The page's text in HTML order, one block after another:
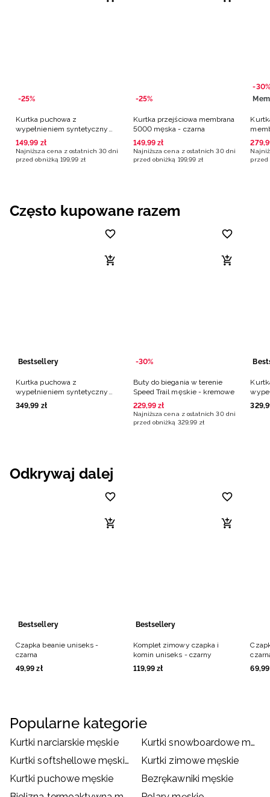
-25%
Kurtka puchowa z
wypełnieniem syntetycznym
męska - czarna
149,99 zł
Najniższa cena z ostatnich 30 dni
przed obniżką 199,99 zł
-25%
Kurtka przejściowa membrana
5000 męska - czarna
149,99 zł
Najniższa cena z ostatnich 30 dni
przed obniżką 199,99 zł
-30%
279,
przed
Często kupowane razem
Bestsellery
Kurtka puchowa z
wypełnieniem syntetycznym
męska - czarna
349,99 zł
-30%
Buty do biegania w terenie
Speed Trail męskie - kremowe
229,99 zł
Najniższa cena z ostatnich 30 dni
przed obniżką 329,99 zł
329,
Odkrywaj dalej
Bestsellery
Czapka beanie uniseks -
czarna
49,99 zł
Bestsellery
Komplet zimowy czapka i
komin uniseks - czarny
119,99 zł
69,99
Popularne kategorie
Kurtki narciarskie męskie
Kurtki snowboardowe męskie
Kurtki softshellowe męskie
Kurtki zimowe męskie
Kurtki puchowe męskie
Bezrękawniki męskie